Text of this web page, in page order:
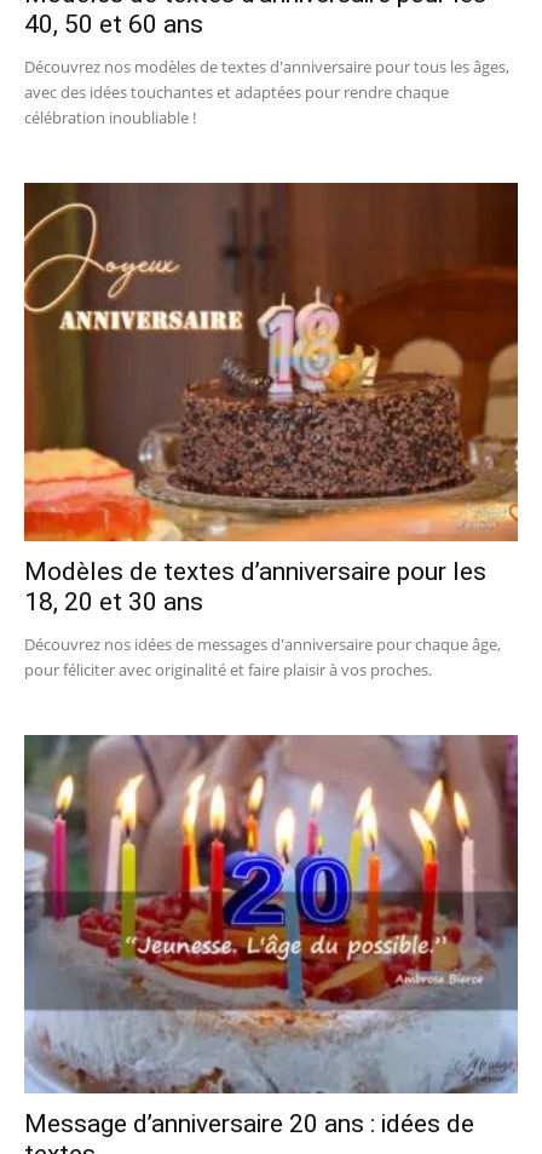
40, 50 et 60 ans
Découvrez nos modèles de textes d'anniversaire pour tous les âges,
avec des idées touchantes et adaptées pour rendre chaque
célébration inoubliable !
Modèles de textes d’anniversaire pour les
18, 20 et 30 ans
Découvrez nos idées de messages d'anniversaire pour chaque âge,
pour féliciter avec originalité et faire plaisir à vos proches.
Message d’anniversaire 20 ans : idées de